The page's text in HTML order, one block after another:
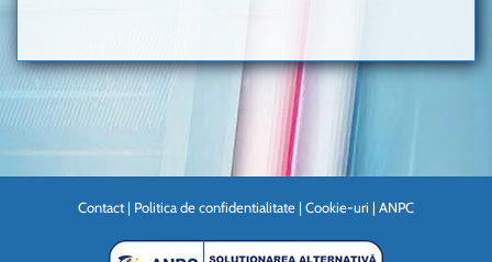
Contact | Politica de confidentialitate | Cookie-uri | ANPC